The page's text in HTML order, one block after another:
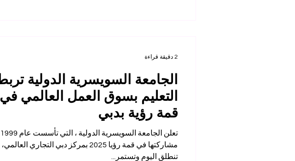
الجامعة السويسرية الدولية
التعليم بسوق العمل العالمي في
قمة رؤية بدبي
مشاركتها في قمة رؤيا 2025 بمركز دبي التجاري
تنطلق اليوم وتستمر...
2 دقيقة قراءة